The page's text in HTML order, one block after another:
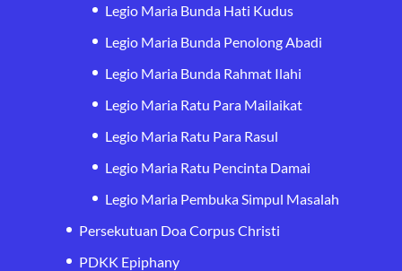
Legio Maria Bunda Hati Kudus
Legio Maria Bunda Penolong Abadi
Legio Maria Bunda Rahmat Ilahi
Legio Maria Ratu Para Mailaikat
Legio Maria Ratu Para Rasul
Legio Maria Ratu Pencinta Damai
Legio Maria Pembuka Simpul Masalah
Persekutuan Doa Corpus Christi
PDKK Epiphany